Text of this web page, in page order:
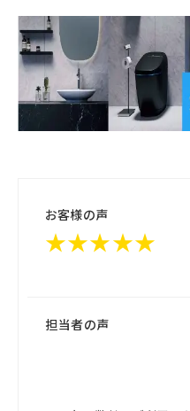
お客様の声
★★★★★
担当者の声